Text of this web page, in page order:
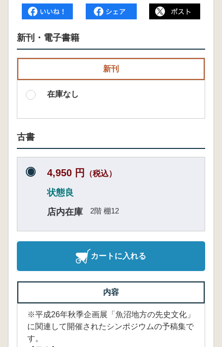
新刊・電子書籍
新刊
在庫なし
古書
4,950 円 （税込）
状態良
店内在庫
2階 棚12
カートに入れる
内容
※平成26年秋季企画展「魚沼地方の先史文化」
に関連して開催されたシンポジウムの予稿集で
す。